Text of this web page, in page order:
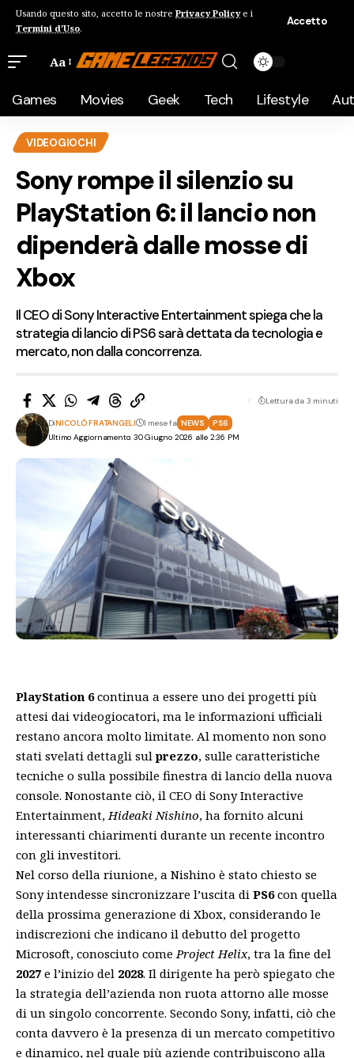
Usando questo sito, accetto le nostre Privacy Policye i
Termini d'Uso.
Accetto
Aa
Games Movies Geek Tech Lifestyle
VIDEOGIOCHI
Sony rompe il silenzio su
PlayStation 6: il lancio non
dipenderà dalle mosse di
Xbox
Il CEO di Sony Interactive Entertainment spiega che la
strategia di lancio di PS6 sarà dettata da tecnologia e
mercato, non dalla concorrenza.
Ultimo Aggiornamento: 30 Giugno 2026 alle 2:36 PM
DiNICOLÒ FRATANGELI 1 mese fa NEWS PS6
Lettura da 3 minuti
PlayStation 6continua a essere uno dei progetti più
attesi dai videogiocatori, ma le informazioni ufficiali
restano ancora molto limitate. Al momento non sono
stati svelati dettagli sulprezzo, sulle caratteristiche
tecniche o sulla possibile finestra di lancio della nuova
console. Nonostante ciò, il CEO di Sony Interactive
Entertainment, Hideaki Nishino, ha fornito alcuni
interessanti chiarimenti durante un recente incontro
con gli investitori.
Nel corso della riunione, a Nishino è stato chiesto se
Sony intendesse sincronizzare l’uscita di PS6con quella
della prossima generazione di Xbox, considerando le
indiscrezioni che indicano il debutto del progetto
Microsoft, conosciuto come Project Helix, tra la fine del
2027 e l’inizio del 2028. Il dirigente ha però spiegato che
la strategia dell’azienda non ruota attorno alle mosse
di un singolo concorrente. Secondo Sony, infatti, ciò che
conta davvero è la presenza di un mercato competitivo
e dinamico, nel quale più aziende contribuiscono alla